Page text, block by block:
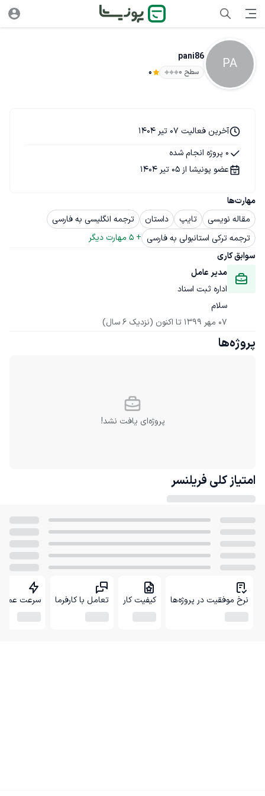
PA
pani86
سطح ۰ 0
مهارت‌ها
مقاله نویسی
تایپ داستان
ترجمه انگلیسی به فارسی
ترجمه ترکی استانبولی به فارسی +
5 مهارت دیگر
سوابق کاری
مدیر عامل
اداره ثبت اسناد
سلام
07 مهر 1399
تا اکنون (نزدیک 6 سال)
آخرین فعالیت 07 تیر 1404
0 پروژه انجام شده
عضو پونیشا از 05 تیر 1404
پروژه‌ها
پروژه‌ای یافت نشد!
امتیاز کلی فریلنسر
نرخ موفقیت در پروژه‌ها کیفیت کار تعامل با کارفرما سرعت عمل